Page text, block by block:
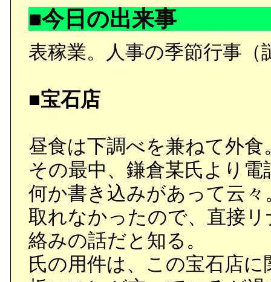
■今日の出来事
表稼業。人事の季節行事（
■宝石店
昼食は下調べを兼ねて外食
その最中、鎌倉某氏より
何か書き込みがあって云
取れなかったので、直接
絡みの話だと知る。
氏の用件は、この宝石店